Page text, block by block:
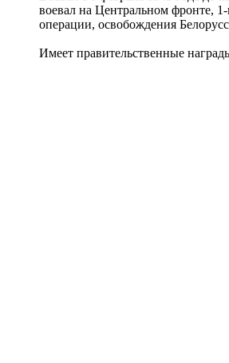
воевал на Центральном фронте,
операции, освобождения
Имеет правительственные